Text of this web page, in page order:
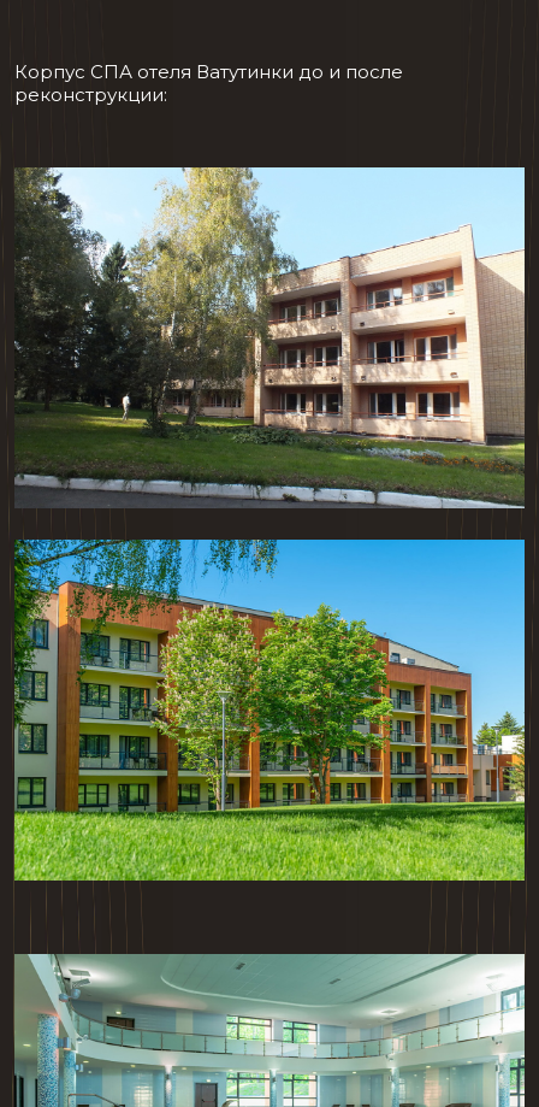
Корпус СПА отеля Ватутинки до и после
реконструкции: